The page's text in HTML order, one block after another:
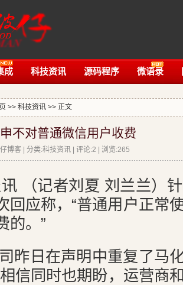
成 科技资讯 源码程序 微语录
>> 科技资讯 >> 正文
不对普通微信用户收费
博客 | 分类:科技资讯 | 评论:2 | 浏览:265
（记者刘夏 刘兰兰）
回应称，“普通用户正常
的。”
昨日在声明中重复了马
信同时也期盼，运营商